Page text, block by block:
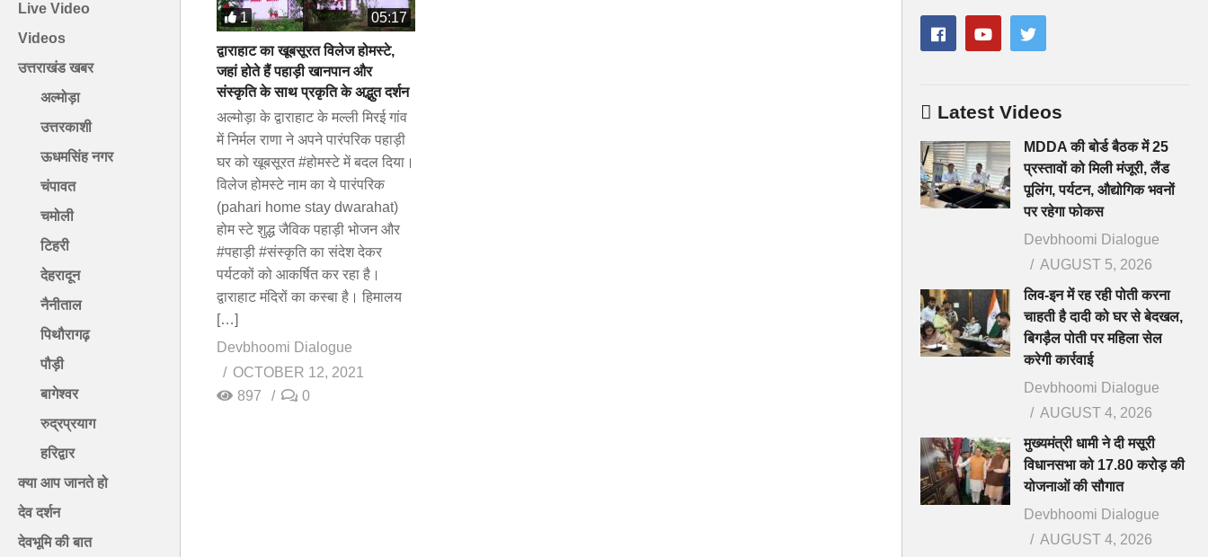
Live Video
Videos
उत्तराखंड खबर
अल्मोड़ा
उत्तरकाशी
ऊधमसिंह नगर
चंपावत
चमोली
टिहरी
देहरादून
नैनीताल
पिथौरागढ़
पौड़ी
बागेश्वर
रुद्रप्रयाग
हरिद्वार
क्या आप जानते हो
देव दर्शन
देवभूमि की बात
1 05:17
द्वाराहाट का खूबसूरत विलेज होमस्टे,
जहां होते हैं पहाड़ी खानपान और
संस्कृति के साथ प्रकृति के अद्भुत दर्शन
अल्मोड़ा के द्वाराहाट के मल्ली मिरई गांव
में निर्मल राणा ने अपने पारंपरिक पहाड़ी
घर को खूबसूरत #होमस्टे में बदल दिया।
विलेज होमस्टे नाम का ये पारंपरिक
(pahari home stay dwarahat)
होम स्टे शुद्ध जैविक पहाड़ी भोजन और
#पहाड़ी #संस्कृति का संदेश देकर
पर्यटकों को आकर्षित कर रहा है।
द्वाराहाट मंदिरों का कस्बा है। हिमालय
[…]
Devbhoomi Dialogue
OCTOBER 12, 2021
897
0
Latest Videos
MDDA की बोर्ड बैठक में 25
प्रस्तावों को मिली मंजूरी, लैंड
पूलिंग, पर्यटन, औद्योगिक भवनों
पर रहेगा फोकस
Devbhoomi Dialogue
AUGUST 5, 2026
लिव-इन में रह रही पोती करना
चाहती है दादी को घर से बेदखल,
बिगड़ैल पोती पर महिला सेल
करेगी कार्रवाई
Devbhoomi Dialogue
AUGUST 4, 2026
मुख्यमंत्री धामी ने दी मसूरी
विधानसभा को 17.80 करोड़ की
योजनाओं की सौगात
Devbhoomi Dialogue
AUGUST 4, 2026